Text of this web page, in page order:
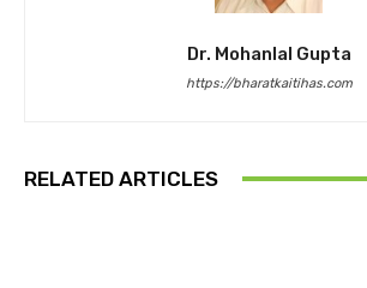
Dr. Mohanlal Gupta
https://bharatkaitihas.com
RELATED ARTICLES